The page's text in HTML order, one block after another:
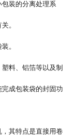
装的分离处理系
。
。
料、铝箔等以及制
成包装袋的封固功
其特点是直接用卷